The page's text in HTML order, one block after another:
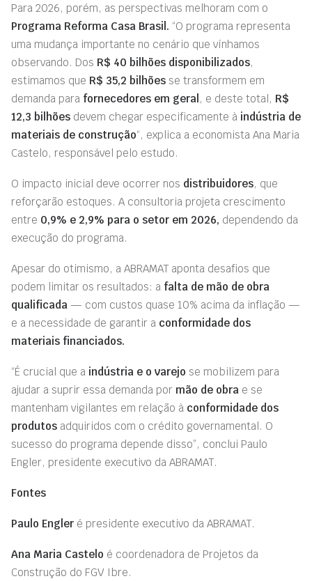
Para 2026, porém, as perspectivas melhoram com o
Programa Reforma Casa Brasil. “O programa representa
uma mudança importante no cenário que vínhamos
observando. Dos R$ 40 bilhões disponibilizados,
estimamos que R$ 35,2 bilhões se transformem em
demanda para fornecedores em geral , e deste total, R$
12,3 bilhões devem chegar especificamente à indústria de
materiais de construção“, explica a economista Ana Maria
Castelo, responsável pelo estudo.
O impacto inicial deve ocorrer nos distribuidores, que
reforçarão estoques. A consultoria projeta crescimento
entre 0,9% e 2,9% para o setor em 2026, dependendo da
execução do programa.
Apesar do otimismo, a ABRAMAT aponta desafios que
podem limitar os resultados: a falta de mão de obra
qualificada — com custos quase 10% acima da inflação —
e a necessidade de garantir a conformidade dos
materiais financiados.
“É crucial que a indústria e o varejo se mobilizem para
ajudar a suprir essa demanda por mão de obra e se
mantenham vigilantes em relação à conformidade dos
produtos adquiridos com o crédito governamental. O
sucesso do programa depende disso”, conclui Paulo
Engler, presidente executivo da ABRAMAT.
Fontes
Paulo Engler é presidente executivo da ABRAMAT.
Ana Maria Castelo é coordenadora de Projetos da
Construção do FGV Ibre.